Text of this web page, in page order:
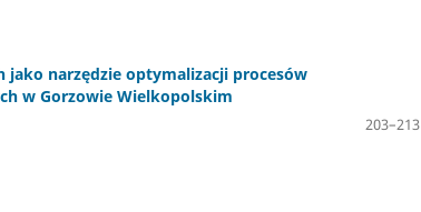
narzędzie optymalizacji procesów
w Gorzowie Wielkopolskim
203–213